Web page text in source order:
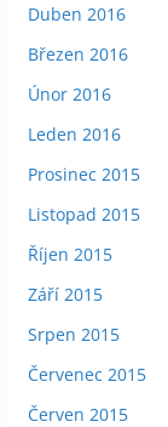
Duben 2016
Březen 2016
Únor 2016
Leden 2016
Prosinec 2015
Listopad 2015
Říjen 2015
Září 2015
Srpen 2015
Červenec 2015
Červen 2015